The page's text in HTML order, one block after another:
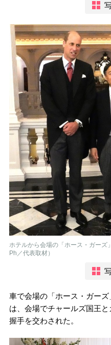
ホテルから会場の「ホース・ガーズ
Ph／代表取材）
車で会場の「ホース・ガー
は、会場でチャールズ国王
握手を交わされた。